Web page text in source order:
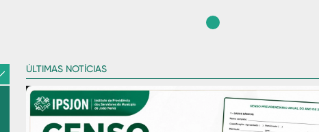
ÚLTIMAS NOTÍCIAS